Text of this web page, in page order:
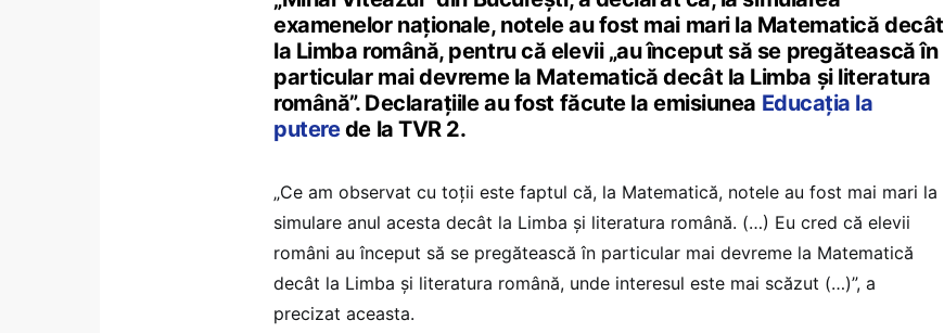
examenelor naționale, notele au fost mai mari la Matematică decât
la Limba română, pentru că elevii „au început să se pregătească în
particular mai devreme la Matematică decât la Limba și literatura
română”. Declarațiile au fost făcute la emisiunea Educația la
puterede la TVR 2.
„Ce am observat cu toții este faptul că, la Matematică, notele au fost mai mari la
simulare anul acesta decât la Limba și literatura română. (…) Eu cred că elevii
români au început să se pregătească în particular mai devreme la Matematică
decât la Limba și literatura română, unde interesul este mai scăzut (…)”, a
precizat aceasta.